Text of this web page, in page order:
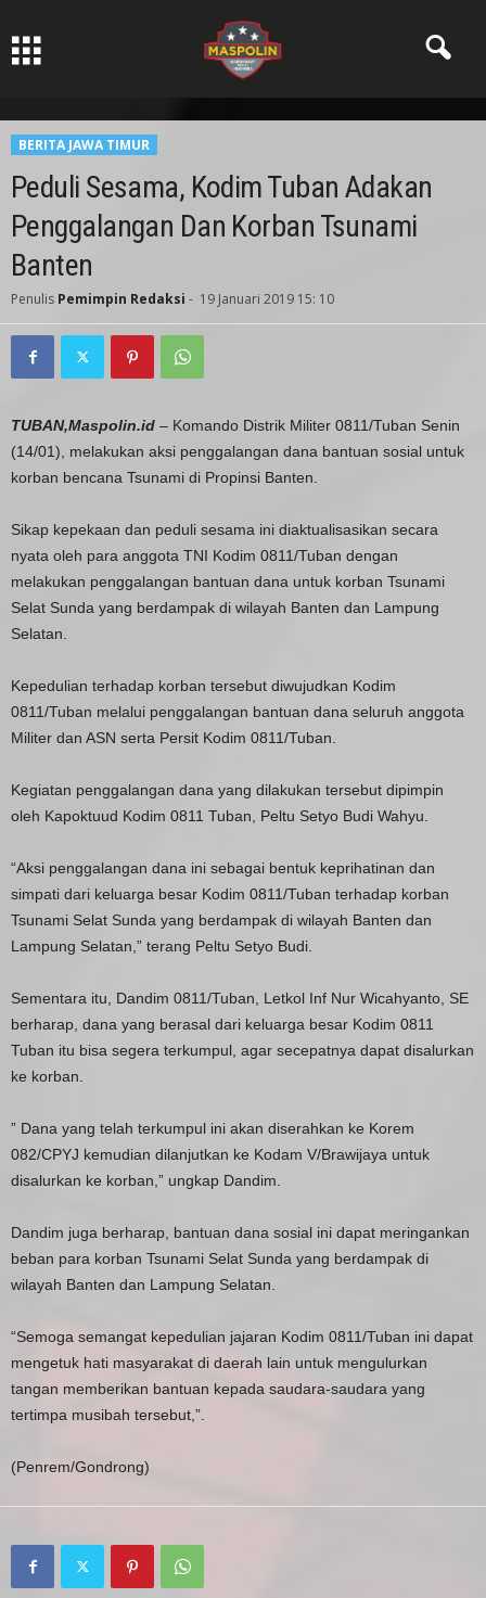
BERITA JAWA TIMUR
Peduli Sesama, Kodim Tuban Adakan
Penggalangan Dan Korban Tsunami
Banten
Penulis Pemimpin Redaksi - 19 Januari 2019 15: 10
TUBAN,Maspolin.id – Komando Distrik Militer 0811/Tuban Senin
(14/01), melakukan aksi penggalangan dana bantuan sosial untuk
korban bencana Tsunami di Propinsi Banten.
Sikap kepekaan dan peduli sesama ini diaktualisasikan secara
nyata oleh para anggota TNI Kodim 0811/Tuban dengan
melakukan penggalangan bantuan dana untuk korban Tsunami
Selat Sunda yang berdampak di wilayah Banten dan Lampung
Selatan.
Kepedulian terhadap korban tersebut diwujudkan Kodim
0811/Tuban melalui penggalangan bantuan dana seluruh anggota
Militer dan ASN serta Persit Kodim 0811/Tuban.
Kegiatan penggalangan dana yang dilakukan tersebut dipimpin
oleh Kapoktuud Kodim 0811 Tuban, Peltu Setyo Budi Wahyu.
“Aksi penggalangan dana ini sebagai bentuk keprihatinan dan
simpati dari keluarga besar Kodim 0811/Tuban terhadap korban
Tsunami Selat Sunda yang berdampak di wilayah Banten dan
Lampung Selatan,” terang Peltu Setyo Budi.
Sementara itu, Dandim 0811/Tuban, Letkol Inf Nur Wicahyanto, SE
berharap, dana yang berasal dari keluarga besar Kodim 0811
Tuban itu bisa segera terkumpul, agar secepatnya dapat disalurkan
ke korban.
” Dana yang telah terkumpul ini akan diserahkan ke Korem
082/CPYJ kemudian dilanjutkan ke Kodam V/Brawijaya untuk
disalurkan ke korban,” ungkap Dandim.
Dandim juga berharap, bantuan dana sosial ini dapat meringankan
beban para korban Tsunami Selat Sunda yang berdampak di
wilayah Banten dan Lampung Selatan.
“Semoga semangat kepedulian jajaran Kodim 0811/Tuban ini dapat
mengetuk hati masyarakat di daerah lain untuk mengulurkan
tangan memberikan bantuan kepada saudara-saudara yang
tertimpa musibah tersebut,”.
(Penrem/Gondrong)